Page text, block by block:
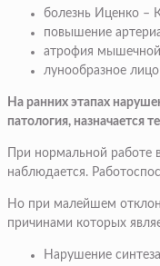
болезнь Иценко –
повышение
атрофия
лунообразное
На ранних этапах
патология, назначается
При нормальной работе
наблюдается.
Но при малейшем
причинами которых
Нарушение